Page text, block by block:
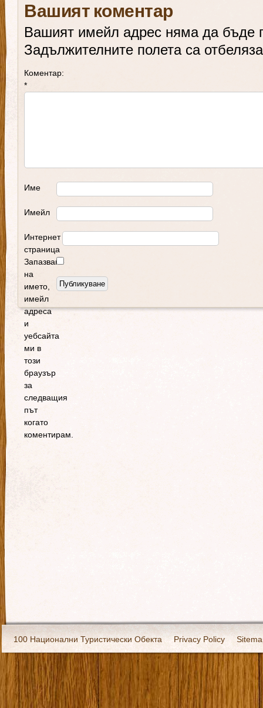
Вашият коментар
Вашият имейл адрес няма да бъде
Задължителните полета са
Коментар:
*
Име
Имейл
Интернет
страница
Запазване
на
името,
имейл
адреса
и
уебсайта
ми в
този
браузър
за
следващия
път
когато
коментирам.
100 Национални Туристически Обекта Privacy Policy
Екипировка За нас Имало едно време Кивоторият.
Ковчега със светите мощи на Свети Григорий Каллидис